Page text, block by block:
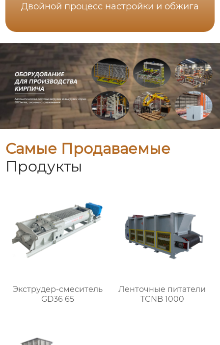
Двойной процесс настройки и обжига
Самые Продаваемые
Продукты
Экструдер-смеситель
GD36 65
Ленточные питатели
TCNB 1000